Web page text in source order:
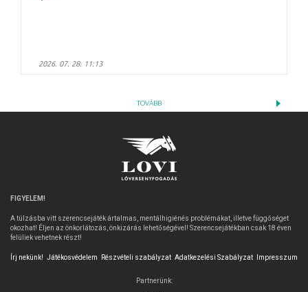
2026. 07. 28. 11:13
TOVÁBB
FIGYELEM!
A túlzásba vitt szerencsejáték ártalmas, mentálhigiénés problémákat, illetve függőséget
okozhat! Éljen az önkorlátozás, önkizárás lehetőségével! Szerencsejátékban csak 18 éven
felüliek vehetnek részt!
Írj nekünk! Játékosvédelem Részvételi szabályzat Adatkezelési Szabályzat Impresszum
Partnerünk: